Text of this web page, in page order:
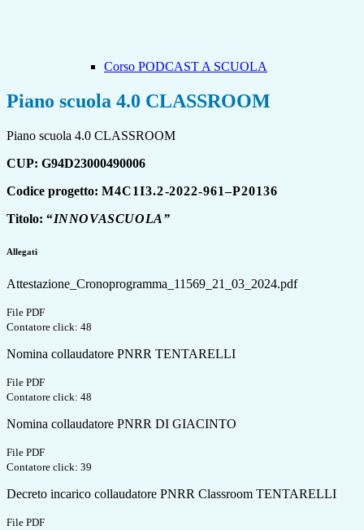
Corso PODCAST A SCUOLA
Piano scuola 4.0 CLASSROOM
Piano scuola 4.0 CLASSROOM
CUP: G94D23000490006
Codice progetto: M4C1I3.2-2022-961–P20136
Titolo: “INNOVASCUOLA ”
Allegati
Attestazione_Cronoprogramma_11569_21_03_2024.pdf
File PDF
Contatore click: 48
Nomina collaudatore PNRR TENTARELLI
File PDF
Contatore click: 48
Nomina collaudatore PNRR DI GIACINTO
File PDF
Contatore click: 39
Decreto incarico collaudatore PNRR Classroom TENTARELLI
File PDF